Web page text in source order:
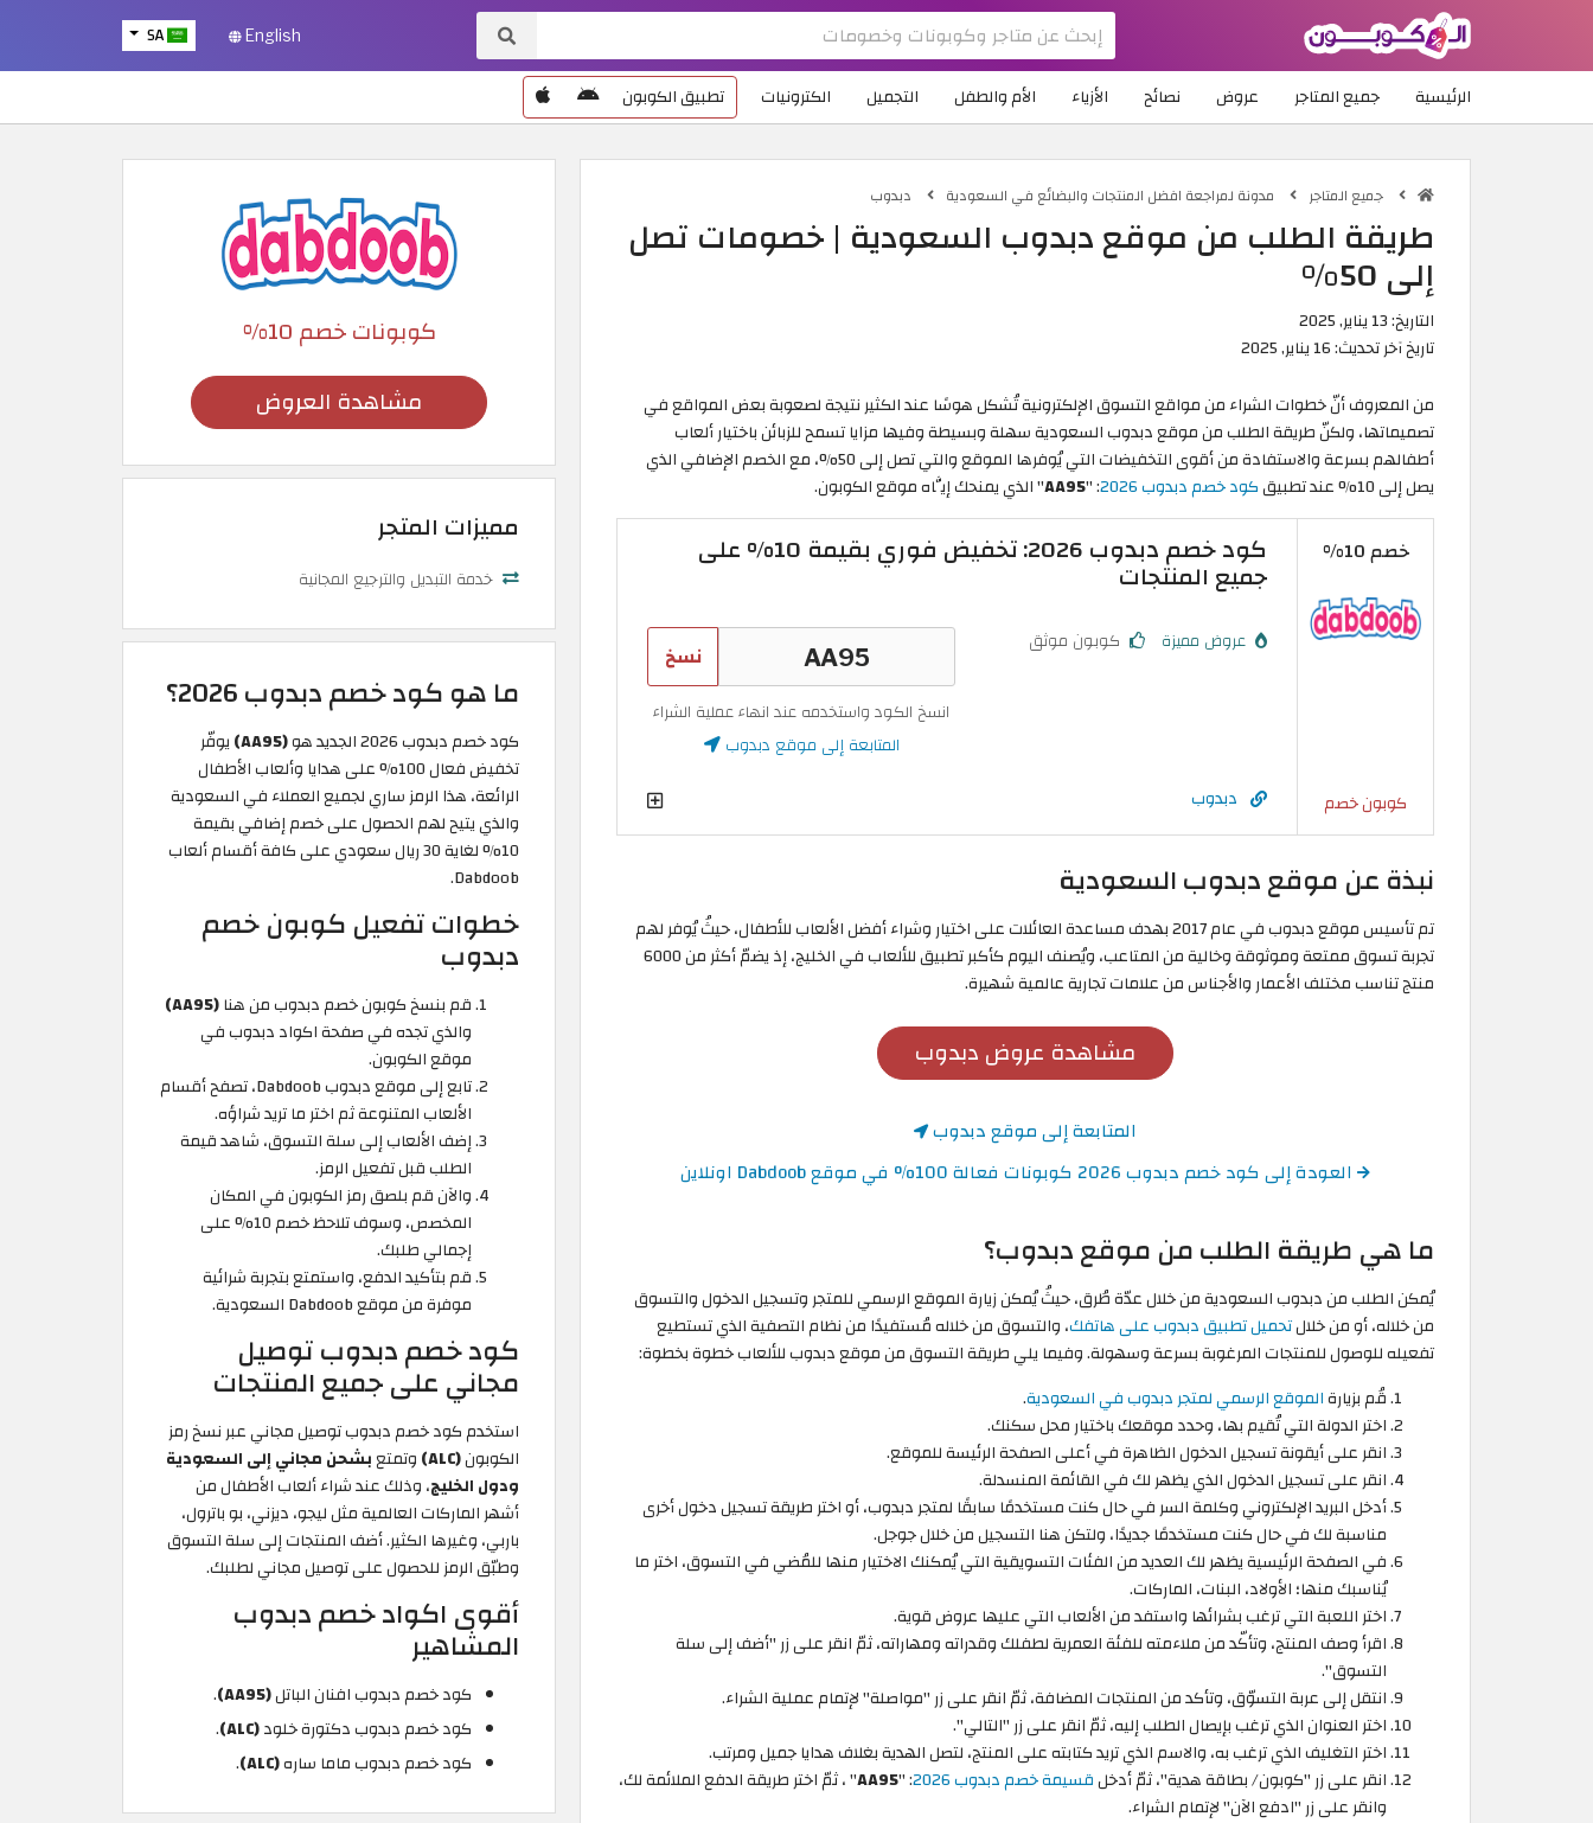
SA English
الرئيسية جميع المتاجر عروض نصائح الأزياء الأم والطفل التجميل الكترونيات تطبيق الكوبون
جميع المتاجر مدونة لمراجعة افضل المنتجات والبضائع في السعودية دبدوب
طريقة الطلب من موقع دبدوب السعودية | خصومات تصل
إلى 50%
التاريخ:13 يناير, 2025
تاريخ آخر تحديث:16 يناير, 2025
من المعروف أنّ خطوات الشراء من مواقع التسوق الإلكترونية تُشكل هوسًا عند الكثير نتيجة لصعوبة بعض المواقع في
تصميماتها، ولكنّ طريقة الطلب من موقع دبدوب السعودية سهلة وبسيطة وفيها مزايا تسمح للزبائن باختيار ألعاب
أطفالهم بسرعة والاستفادة من أقوى التخفيضات التي يُوفرها الموقع والتي تصل إلى 50%، مع الخصم الإضافي الذي
يصل إلى 10% عند تطبيق
كود خصم دبدوب 2026 : "
AA95" الذي يمنحك إيَّاه موقع الكوبون.
خصم 10%
كوبون خصم
كود خصم دبدوب 2026: تخفيض فوري بقيمة 10% على
جميع المنتجات
عروض مميزة كوبون موثق نسخ
انسخ الكود واستخدمه عند انهاء عملية الشراء
المتابعة إلى موقع دبدوب
دبدوب
نبذة عن موقع دبدوب السعودية
تم تأسيس موقع دبدوب في عام 2017 بهدف مساعدة العائلات على اختيار وشراء أفضل الألعاب للأطفال، حيثُ يُوفر لهم
تجربة تسوق ممتعة وموثوقة وخالية من المتاعب، ويُصنف اليوم كأكبر تطبيق للألعاب في الخليج، إذ يضمّ أكثر من 6000
منتج تناسب مختلف الأعمار والأجناس من علامات تجارية عالمية شهيرة.
مشاهدة عروض دبدوب
المتابعة إلى موقع دبدوب
العودة إلى كود خصم دبدوب 2026 كوبونات فعالة 100% في موقع Dabdoob اونلاين
ما هي طريقة الطلب من موقع دبدوب؟
يُمكن الطلب من دبدوب السعودية من خلال عدّة طُرق، حيثُ يُمكن زيارة الموقع الرسمي للمتجر وتسجيل الدخول والتسوق
من خلاله، أو من خلالتحميل تطبيق دبدوب على هاتفك، والتسوق من خلاله مُستفيدًا من نظام التصفية الذي تستطيع
تفعيله للوصول للمنتجات المرغوبة بسرعة وسهولة. وفيما يلي طريقة التسوق من موقع دبدوب للألعاب خطوة بخطوة:
قُم بزيارةالموقع الرسمي لمتجر دبدوب في السعودية.
اختر الدولة التي تُقيم بها، وحدد موقعك باختيار محل سكنك.
انقر على أيقونة تسجيل الدخول الظاهرة في أعلى الصفحة الرئيسة للموقع.
انقر على تسجيل الدخول الذي يظهر لك في القائمة المنسدلة.
أدخل البريد الإلكتروني وكلمة السر في حال كنت مستخدمًا سابقًا لمتجر دبدوب، أو اختر طريقة تسجيل دخول أخرى
مناسبة لك في حال كنت مستخدمًا جديدًا، ولتكن هنا التسجيل من خلال جوجل.
في الصفحة الرئيسية يظهر لك العديد من الفئات التسويقية التي يُمكنك الاختيار منها للمُضي في التسوق، اختر ما
يُناسبك منها؛ الأولاد، البنات، الماركات.
اختر اللعبة التي ترغب بشرائها واستفد من الألعاب التي عليها عروض قوية.
اقرأ وصف المنتج، وتأكّد من ملاءمته للفئة العمرية لطفلك وقدراته ومهاراته، ثمّ انقر على زر "أضف إلى سلة
التسوق".
انتقل إلى عربة التسوّق، وتأكد من المنتجات المضافة، ثمّ انقر على زر "مواصلة" لإتمام عملية الشراء.
اختر العنوان الذي ترغب بإيصال الطلب إليه، ثمّ انقر على زر "التالي".
اختر التغليف الذي ترغب به، والاسم الذي تريد كتابته على المنتج، لتصل الهدية بغلاف هدايا جميل ومرتب.
انقر على زر "كوبون/ بطاقة هدية"، ثمّ أدخلقسيمة خصم دبدوب 2026 : "
AA95" ، ثمّ اختر طريقة الدفع الملائمة لك،
وانقر على زر "ادفع الآن" لإتمام الشراء.
كوبونات خصم 10%
مشاهدة العروض
مميزات المتجر
خدمة التبديل والترجيع المجانية
ما هو كود خصم دبدوب 2026؟
كود خصم دبدوب 2026 الجديد هو (AA95)
يوفّر
تخفيض فعال 100% على هدايا وألعاب الأطفال
الرائعة، هذا الرمز ساري لجميع العملاء في السعودية
والذي يتيح لهم الحصول على خصم إضافي بقيمة
10% لغاية 30 ريال سعودي على كافة أقسام ألعاب
Dabdoob.
خطوات تفعيل كوبون خصم
دبدوب
قم بنسخ كوبون خصم دبدوب من هنا(AA95)
والذي تجده في صفحة اكواد دبدوب في
موقع الكوبون.
تابع إلى موقع دبدوب Dabdoob، تصفح أقسام
الألعاب المتنوعة ثم اختر ما تريد شراؤه.
إضف الألعاب إلى سلة التسوق، شاهد قيمة
الطلب قبل تفعيل الرمز.
والآن قم بلصق رمز الكوبون في المكان
المخصص، وسوف تلاحظ خصم 10% على
إجمالي طلبك.
قم بتأكيد الدفع، واستمتع بتجربة شرائية
موفرة من موقع Dabdoob السعودية.
كود خصم دبدوب توصيل
مجاني على جميع المنتجات
استخدم كود خصم دبدوب توصيل مجاني عبر نسخ رمز
الكوبون(ALC) وتمتع بشحن مجاني إلى السعودية
ودول الخليج، وذلك عند شراء ألعاب الأطفال من
أشهر الماركات العالمية مثل ليجو، ديزني، بو باترول،
باربي، وغيرها الكثير. أضف المنتجات إلى سلة التسوق
وطبّق الرمز للحصول على توصيل مجاني لطلبك.
أقوى اكواد خصم دبدوب
المشاهير
كود خصم دبدوب افنان الباتل(AA95)
.
كود خصم دبدوب دكتورة خلود(ALC)
.
كود خصم دبدوب ماما ساره(ALC)
.